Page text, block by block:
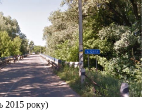
2015 року)